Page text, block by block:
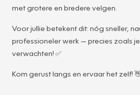
met grotere en bredere velgen.
Voor jullie betekent dit: nóg sneller,
professioneler werk — precies zoals
verwachten! ✅
Kom gerust langs en ervaar het zelf!